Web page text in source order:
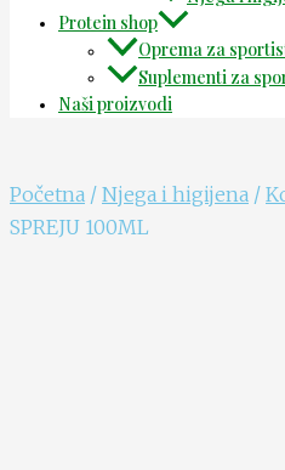
Protein shop
Oprema za
Suplementi za
Naši proizvodi
Početna / Njega i higijena /
SPREJU 100ML